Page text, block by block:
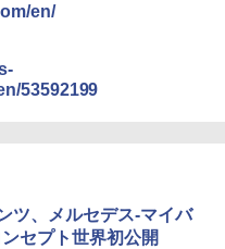
en/
53592199
ツ、メルセデス-マイバ
セプト世界初公開